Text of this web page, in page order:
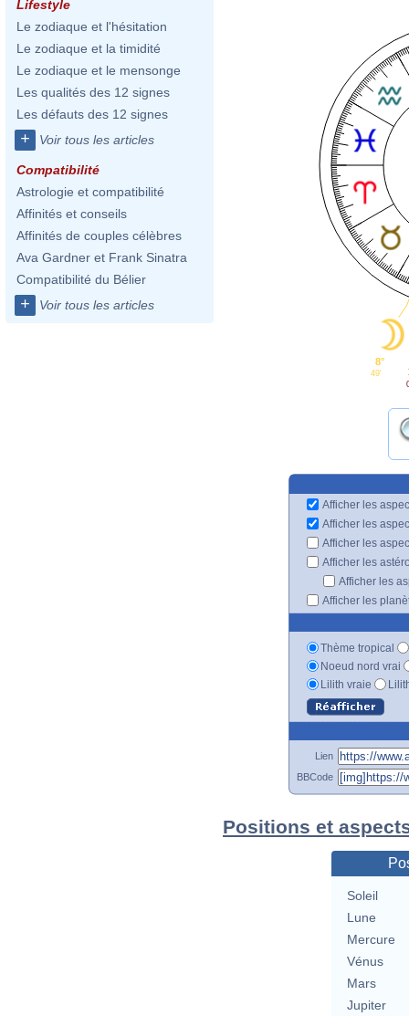
Lifestyle
Le zodiaque et l'hésitation
Le zodiaque et la timidité
Le zodiaque et le mensonge
Les qualités des 12 signes
Les défauts des 12 signes
+ Voir tous les articles
Compatibilité
Astrologie et compatibilité
Affinités et conseils
Affinités de couples célèbres
Ava Gardner et Frank Sinatra
Compatibilité du Bélier
+ Voir tous les articles
8°
49'
Afficher les
Afficher les
Afficher les
Afficher les
Afficher les
Afficher les
Thème tropical
Noeud nord vrai
Lilith vraie
Lien
BBCode
Positions et
Soleil
Lune
Mercure
Vénus
Mars
Jupiter